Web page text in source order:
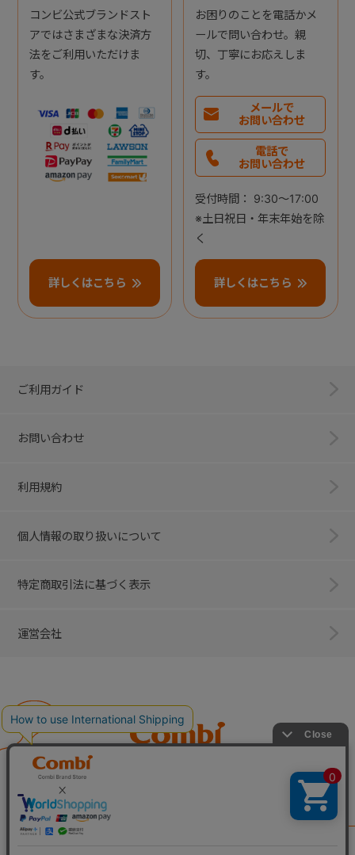
コンビ公式ブランドスト
アではさまざまな決済方
法をご利用いただけま
す。
詳しくはこちら
お困りのことを電話かメ
ールで問い合わせ。親
切、丁寧にお応えしま
す。
メールで
お問い合わせ
電話で
お問い合わせ
受付時間： 9:30～17:00
※土日祝日・年末年始を除
く
詳しくはこちら
ご利用ガイド
お問い合わせ
利用規約
個人情報の取り扱いについて
特定商取引法に基づく表示
運営会社